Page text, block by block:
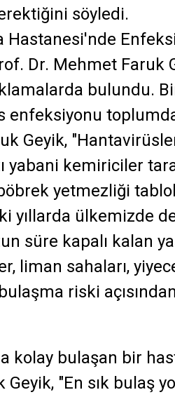
söyledi.
Hastanesi'nde
Dr. Mehmet Faruk
bulundu.
enfeksiyonu
Geyik,
kemiriciler
yetmezliği
yıllarda ülkemizde
süre kapalı kalan
liman sahaları,
riski
kolay bulaşan bir
"En sık bulaş